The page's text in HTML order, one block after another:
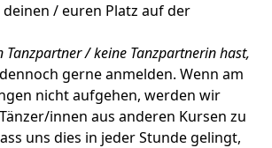
deinen / euren Platz auf der
Tanzpartner / keine Tanzpartnerin hast,
gerne anmelden. Wenn am
nicht aufgehen, werden wir
innen aus anderen Kursen zu
uns dies in jeder Stunde gelingt,